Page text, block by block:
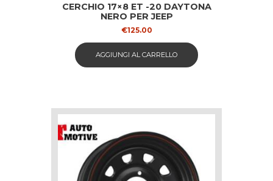
CERCHIO 17×8 ET -20 DAYTONA
NERO PER JEEP
€125.00
AGGIUNGI AL CARRELLO